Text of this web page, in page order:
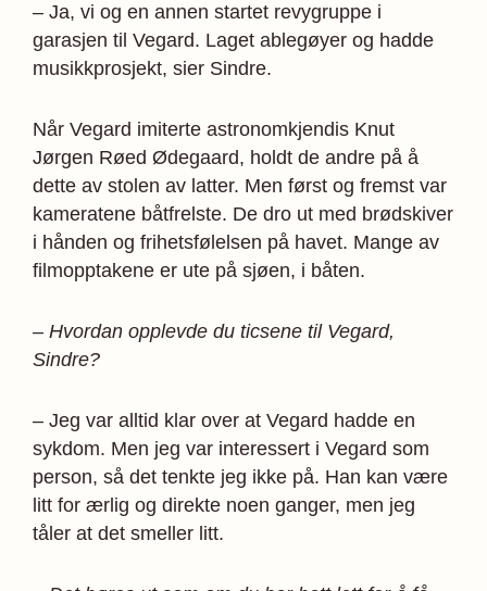
– Ja, vi og en annen startet revygruppe i
garasjen til Vegard. Laget ablegøyer og hadde
musikkprosjekt, sier Sindre.
Når Vegard imiterte astronomkjendis Knut
Jørgen Røed Ødegaard, holdt de andre på å
dette av stolen av latter. Men først og fremst var
kameratene båtfrelste. De dro ut med brødskiver
i hånden og frihetsfølelsen på havet. Mange av
filmopptakene er ute på sjøen, i båten.
– Hvordan opplevde du ticsene til Vegard,
Sindre?
– Jeg var alltid klar over at Vegard hadde en
sykdom. Men jeg var interessert i Vegard som
person, så det tenkte jeg ikke på. Han kan være
litt for ærlig og direkte noen ganger, men jeg
tåler at det smeller litt.